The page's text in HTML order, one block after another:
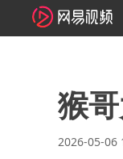
猴
2026-05-06